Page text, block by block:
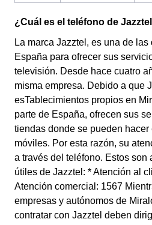
¿Cuál es el teléfono de
La marca Jazztel, es una de
España para ofrecer sus
televisión. Desde hace cuatro
misma empresa. Debido a que
esTablecimientos propios en
parte de España, ofrecen sus
tiendas donde se pueden
móviles. Por esta razón, su
a través del teléfono. Estos son
útiles de Jazztel: * Atención al
Atención comercial: 1567
empresas y autónomos de
contratar con Jazztel deben